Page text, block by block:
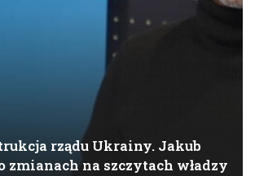
rządu Ukrainy. Jakub
zmianach na szczytach władzy